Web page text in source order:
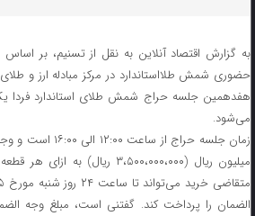
به گزارش اقتصاد آنلاین به نقل از تسنیم، بر اساس
می‌شود.
میلیون ریال (۳،۵۰۰،۰۰۰،۰۰۰
الضمان را پرداخت کند. گفتنی است، مبلغ وجه